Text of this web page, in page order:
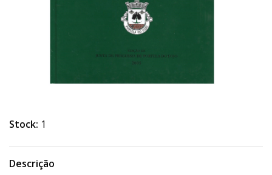
Stock: 1
Descrição